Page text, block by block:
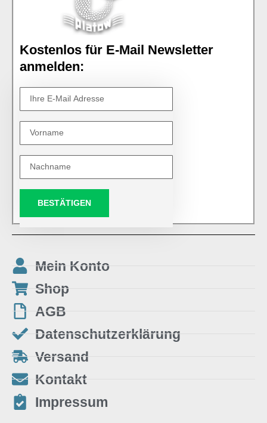
Kostenlos für E-Mail Newsletter
anmelden:
BESTÄTIGEN
Mein Konto
Shop
AGB
Datenschutzerklärung
Versand
Kontakt
Impressum